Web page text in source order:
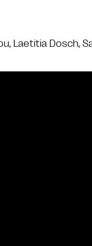
Laetitia Dosch,